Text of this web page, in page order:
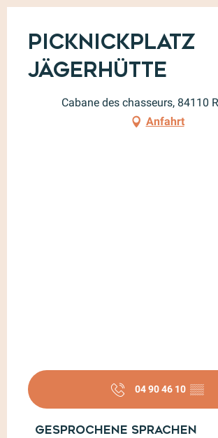
Picknickplatz
Jägerhütte
Cabane des chasseurs, 84110
Anfahrt
04 90 46 10 ▒▒
Gesprochene Sprachen
Gesprochene Sprachen